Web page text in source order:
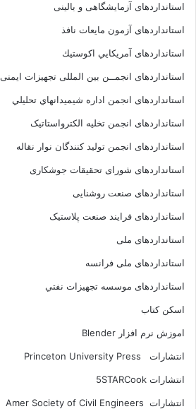
استانداردهای آزمایشگاهی و بالینی
استانداردهای آزمون مایعات نافذ
استانداردهای آمريكايي اكوستيك
استانداردهای انجمــن بين المللى تجهيزات ايمنى
استانداردهای انجمن اداره شيميدانهاي تحليلي
استانداردهای انجمن تخليه الکترواستاتيک
استانداردهای انجمن توليد کنندگان نوار نقاله
استانداردهای شورای تحقیقات جوشکاری
استانداردهای صنعت روشنایی
استانداردهای فرايند صنعت پلاستيک
استانداردهای ملی
استانداردهای ملی فرانسه
استانداردهای موسسه تجهيزات نفتي
اسکن کتاب
اموزش نرم افزار Blender
انتشارات Princeton University Press
انتشارات ‎ 5STARCook
انتشارات Amer Society of Civil Engineers